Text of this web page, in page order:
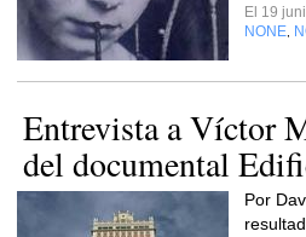
El 19
NONE
Entrevista a Víctor
del documental
Por